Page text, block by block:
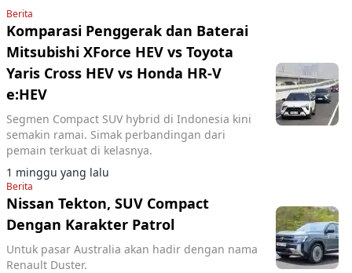
Berita
Komparasi Penggerak dan Baterai
Mitsubishi XForce HEV vs Toyota
Yaris Cross HEV vs Honda HR-V
e:HEV
Segmen Compact SUV hybrid di Indonesia kini
semakin ramai. Simak perbandingan dari
pemain terkuat di kelasnya.
1 minggu yang lalu
Berita
Nissan Tekton, SUV Compact
Dengan Karakter Patrol
Untuk pasar Australia akan hadir dengan nama
Renault Duster.